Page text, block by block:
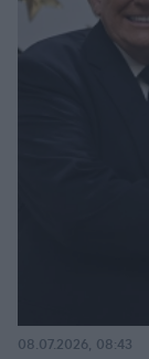
08.07.2026, 08:43